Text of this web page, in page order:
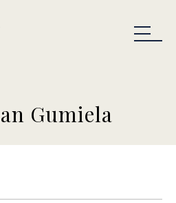
Gumiela